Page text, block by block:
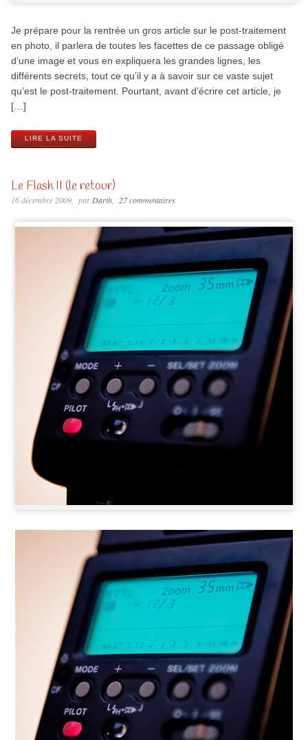
Je prépare pour la rentrée un gros article sur le post-traitement
en photo, il parlera de toutes les facettes de ce passage obligé
d’une image et vous en expliquera les grandes lignes, les
différents secrets, tout ce qu’il y a à savoir sur ce vaste sujet
qu’est le post-traitement. Pourtant, avant d’écrire cet article, je
[…]
LIRE LA SUITE
Le Flash II (le retour)
16 décembre 2009 par Darth 27 commentaires